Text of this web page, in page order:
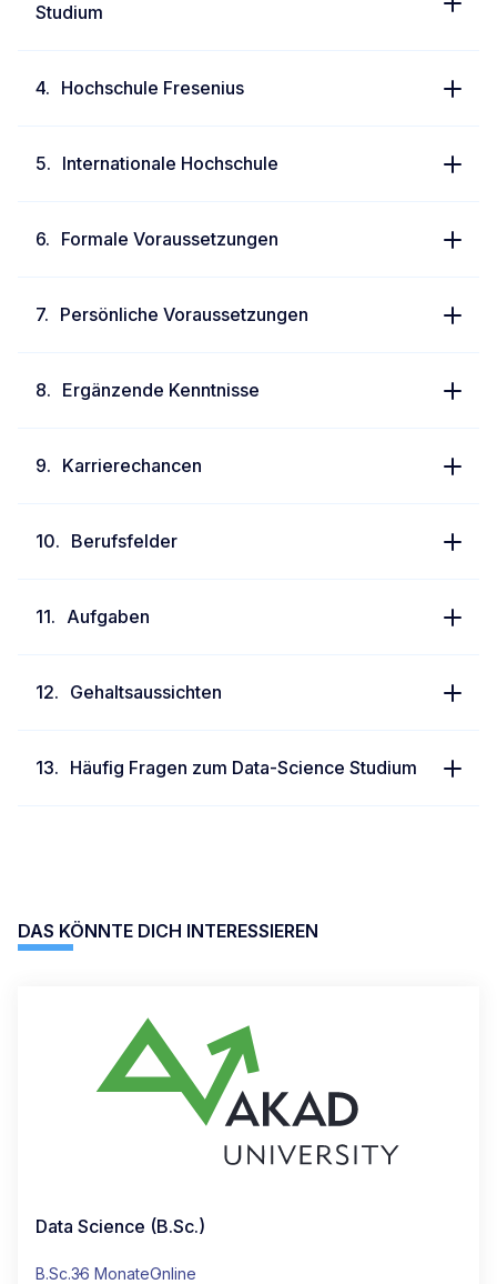
Studium
Hochschule Fresenius
Internationale Hochschule
Formale Voraussetzungen
Persönliche Voraussetzungen
Ergänzende Kenntnisse
Karrierechancen
Berufsfelder
Aufgaben
Gehaltsaussichten
Häufig Fragen zum Data-Science Studium
DAS KÖNNTE DICH INTERESSIEREN
Data Science (B.Sc.)
B.Sc.36 MonateOnline